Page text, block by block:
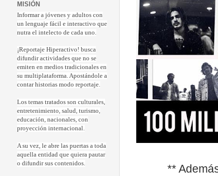
**
MISIÓN
Informar a jóvenes y adultos con
un lenguaje fácil e interactivo que
nutra el intelecto de cada uno.
¡Reportaje Hiperactivo! busca
difundir actividades que no se
emiten en medios tradicionales en
su multiplataforma. Apostándole a
contar historias modo reportaje.
Los temas tratados son culturales,
entretenimiento, salud, turismo,
educación, nacionales, con
proyección internacional.
A su vez, le abre las puertas a toda
aquella entidad que quiera pautar
o difundir sus contenidos.